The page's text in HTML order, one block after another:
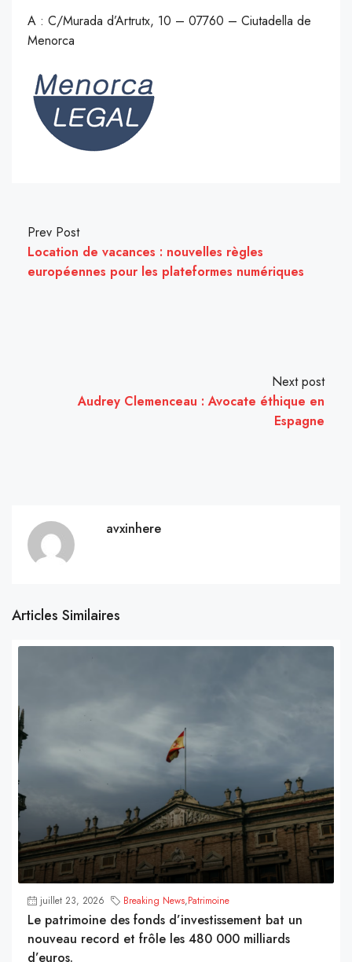
A : C/Murada d’Artrutx, 10 – 07760 – Ciutadella de
Menorca
Prev Post
Location de vacances : nouvelles règles
européennes pour les plateformes numériques
Next post
Audrey Clemenceau : Avocate éthique en
Espagne
avxinhere
Articles Similaires
juillet 23, 2026 Breaking News,Patrimoine
Le patrimoine des fonds d’investissement bat un
nouveau record et frôle les 480 000 milliards
d’euros.